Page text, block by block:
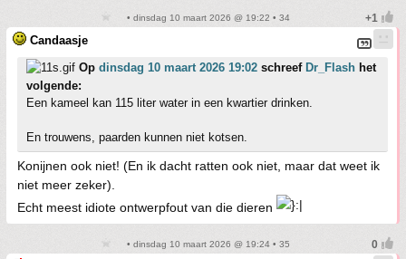
• dinsdag 10 maart 2026 @ 19:22 • 34
Candaasje
Op dinsdag 10 maart 2026 19:02 schreef Dr_Flash het
volgende:
Een kameel kan 115 liter water in een kwartier drinken.
En trouwens, paarden kunnen niet kotsen.
Konijnen ook niet! (En ik dacht ratten ook niet, maar dat weet ik
niet meer zeker).
Echt meest idiote ontwerpfout van die dieren
• dinsdag 10 maart 2026 @ 19:24 • 35